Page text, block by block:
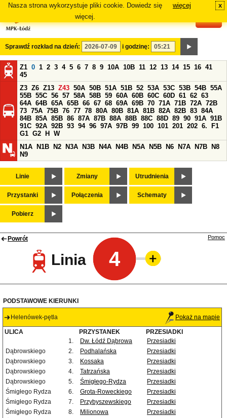
Nasza strona wykorzystuje pliki cookie. Dowiedz się
więcej.
więcej x
Sprawdź rozkład na dzień: i godzinę:
Z1 0 1 2 3 4 5 6 7 8 9 10A 10B 11 12 13 14 15 16 41
45
Z3 Z6 Z13 Z43 50A 50B 51A 51B 52 53A 53C 53B 54B 55A
55B 55C 56 57 58A 58B 59 60A 60B 60C 60D 61 62 63
64A 64B 65A 65B 66 67 68 69A 69B 70 71A 71B 72A 72B
73 75A 75B 76 77 78 80A 80B 81A 81B 82A 82B 83 84A
84B 85A 85B 86 87A 87B 88A 88B 88C 88D 89 90 91A 91B
91C 92A 92B 93 94 96 97A 97B 99 100 101 201 202 6.
F1
G1 G2 H
W
N1A
N1B N2 N3A N3B N4A N4B N5A N5B N6 N7A N7B
N8
N9
Linie Zmiany Utrudnienia
Przystanki Połączenia Schematy
Pobierz
Powrót
Linia 4
Pomoc
PODSTAWOWE KIERUNKI
Helenówek-pętla Pokaż na mapie
ULICA PRZYSTANEK
PRZESIADKI
1.
Dw. Łódź Dąbrowa
Przesiadki
Dąbrowskiego
2. Podhalańska
Przesiadki
Dąbrowskiego
3. Kossaka
Przesiadki
Dąbrowskiego
4. Tatrzańska
Przesiadki
Dąbrowskiego
5. Śmigłego-Rydza
Przesiadki
Śmigłego Rydza
6. Grota-Roweckiego
Przesiadki
Śmigłego Rydza
7. Przybyszewskiego
Przesiadki
Śmigłego Rydza
8. Milionowa
Przesiadki